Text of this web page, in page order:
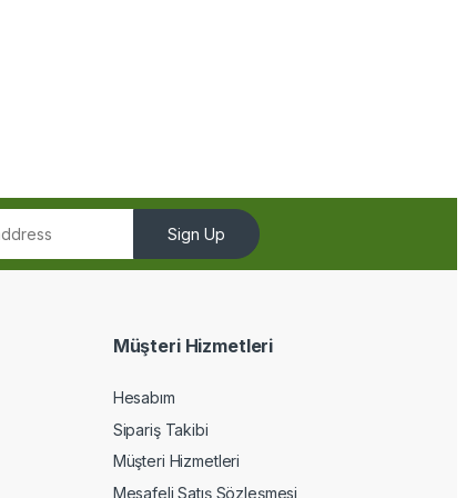
Sign Up
Müşteri Hizmetleri
Hesabım
Sipariş Takibi
Müşteri Hizmetleri
Mesafeli Satış Sözleşmesi